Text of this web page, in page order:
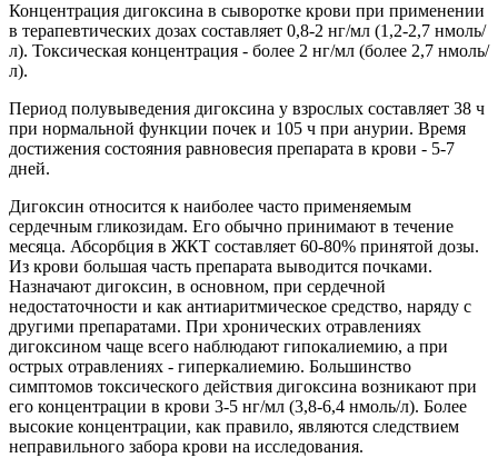
Концентрация дигоксина в сыворотке крови при применении
в терапевтических дозах составляет 0,8-2 нг/мл (1,2-2,7 нмоль/
л). Токсическая концентрация - более 2 нг/мл (более 2,7 нмоль/
л).
Период полувыведения дигоксина у взрослых составляет 38 ч
при нормальной функции почек и 105 ч при анурии. Время
достижения состояния равновесия препарата в крови - 5-7
дней.
Дигоксин относится к наиболее часто применяемым
сердечным гликозидам. Его обычно принимают в течение
месяца. Абсорбция в ЖКТ составляет 60-80% принятой дозы.
Из крови большая часть препарата выводится почками.
Назначают дигоксин, в основном, при сердечной
недостаточности и как антиаритмическое средство, наряду с
другими препаратами. При хронических отравлениях
дигоксином чаще всего наблюдают гипокалиемию, а при
острых отравлениях - гиперкалиемию. Большинство
симптомов токсического действия дигоксина возникают при
его концентрации в крови 3-5 нг/мл (3,8-6,4 нмоль/л). Более
высокие концентрации, как правило, являются следствием
неправильного забора крови на исследования.